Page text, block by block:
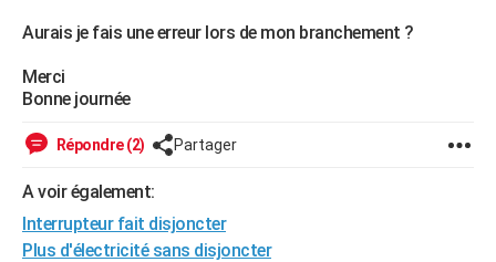
Guides de France
Escapades
Patrimoine
Expositions
Musées
Week-end nature
LIFESTYLE
Art de vivre
Bien-être
Loisirs
ModeModes de vie
SANTE
Alimentation
Guide de la santé
Maladies
Médicaments
Sommeil
Destinations
City break
Voyage nature
Voyage de noces
Forum
Climat
BONS PLANS
Aurais je fais une erreur lors de mon branchement ?
Merci
Bonne journée
Répondre (2) Partager
A voir également:
Interrupteur fait disjoncter
Plus d'électricité sans disjoncter